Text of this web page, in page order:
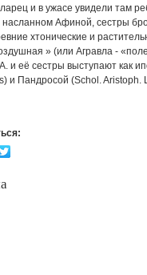
и в ужасе увидели там
насланном Афиной, сестры
хтонические и
» (или Агравла -
и её сестры выступают как
и Пандросой (Schol. Aristoph.